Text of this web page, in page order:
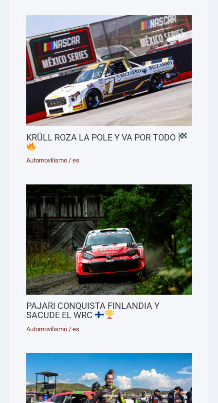
KRÜLL ROZA LA POLE Y VA POR TODO
Automovilismo /es
PAJARI CONQUISTA FINLANDIA Y
SACUDE EL WRC
Automovilismo /es